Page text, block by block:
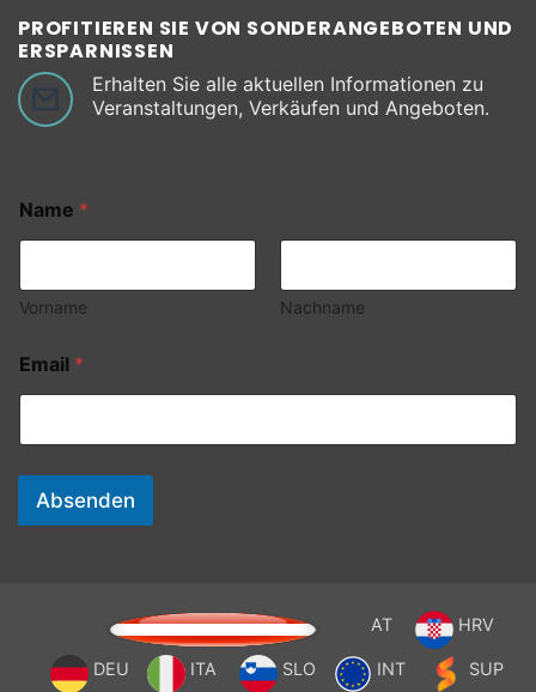
PROFITIEREN SIE VON SONDERANGEBOTEN UND
ERSPARNISSEN
Erhalten Sie alle aktuellen Informationen zu
Veranstaltungen, Verkäufen und Angeboten.
Name *
Vorname Nachname
Email *
Absenden
AT HRV
DEU ITA SLO INT SUP